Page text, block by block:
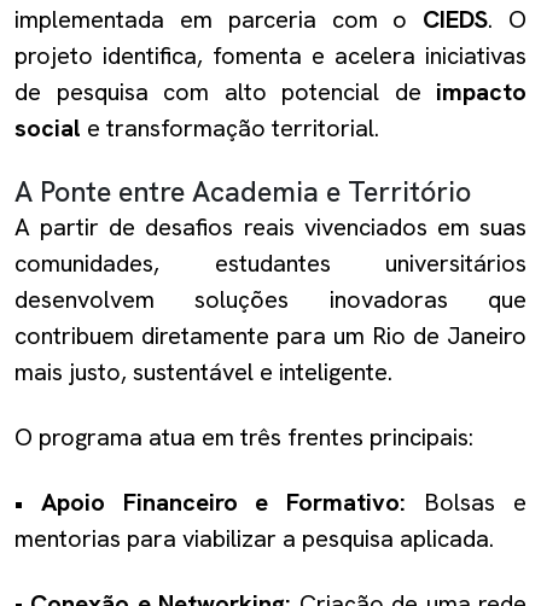
implementada em parceria com o CIEDS. O
projeto identifica, fomenta e acelera iniciativas
de pesquisa com alto potencial de impacto
social e transformação territorial.
A Ponte entre Academia e Território
A partir de desafios reais vivenciados em suas
comunidades, estudantes universitários
desenvolvem soluções inovadoras que
contribuem diretamente para um Rio de Janeiro
mais justo, sustentável e inteligente.
O programa atua em três frentes principais:
• Apoio Financeiro e Formativo: Bolsas e
mentorias para viabilizar a pesquisa aplicada.